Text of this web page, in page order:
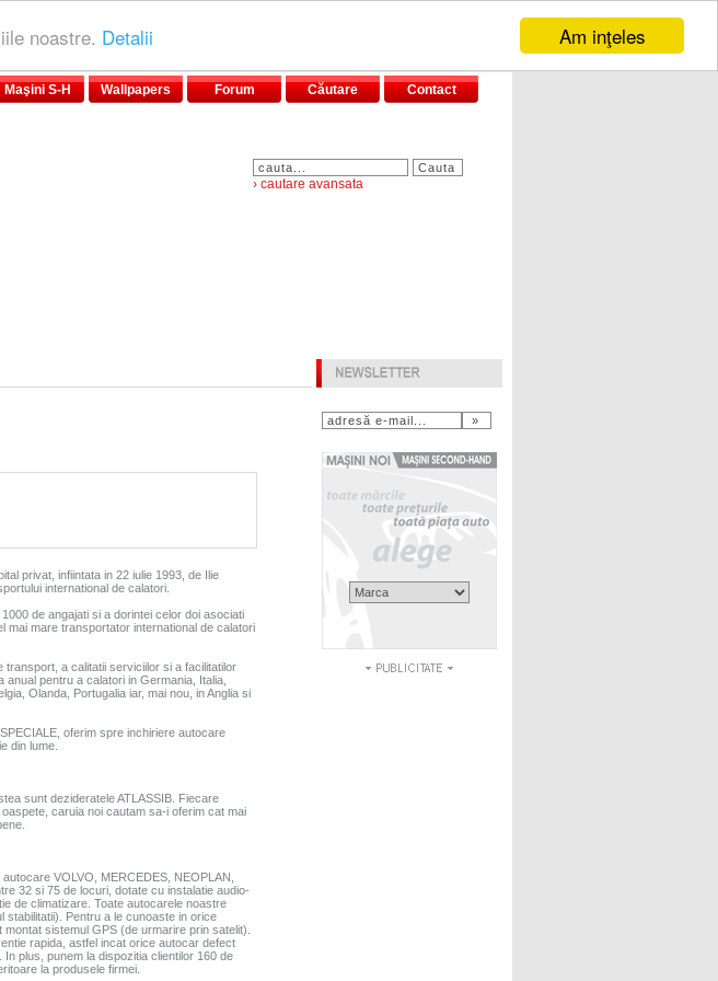
Am inţeles
noastre. Detalii
Maşini S-H Wallpapers Forum Căutare Contact
› cautare avansata
privat, infiintata in 22 iulie 1993, de Ilie
international de calatori.
de angajati si a dorintei celor doi asociati
mai mare transportator international de calatori
a calitatii serviciilor si a facilitatilor
pentru a calatori in Germania, Italia,
Olanda, Portugalia iar, mai nou, in Anglia si
oferim spre inchiriere autocare
din lume.
sunt dezideratele ATLASSIB. Fiecare
caruia noi cautam sa-i oferim cat mai
VOLVO, MERCEDES, NEOPLAN,
32 si 75 de locuri, dotate cu instalatie audio-
de climatizare. Toate autocarele noastre
stabilitatii). Pentru a le cunoaste in orice
sistemul GPS (de urmarire prin satelit).
rapida, astfel incat orice autocar defect
plus, punem la dispozitia clientilor 160 de
la produsele firmei.